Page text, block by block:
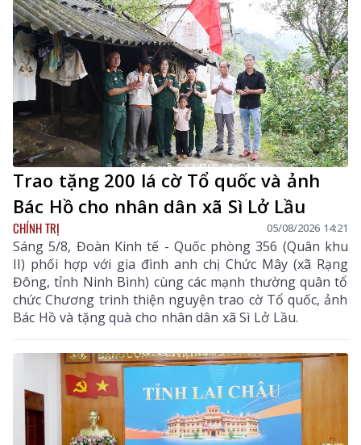
Trao tặng 200 lá cờ Tổ quốc và ảnh
Bác Hồ cho nhân dân xã Sì Lở Lầu
CHÍNH TRỊ 05/08/2026 14:21
Sáng 5/8, Đoàn Kinh tế - Quốc phòng 356 (Quân khu
II) phối hợp với gia đình anh chị Chức Mây (xã Rạng
Đông, tỉnh Ninh Bình) cùng các mạnh thường quân tổ
chức Chương trình thiện nguyện trao cờ Tổ quốc, ảnh
Bác Hồ và tặng quà cho nhân dân xã Sì Lở Lầu.